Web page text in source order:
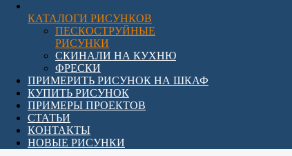
КАТАЛОГИ РИСУНКОВ
ПЕСКОСТРУЙНЫЕ
РИСУНКИ
СКИНАЛИ НА КУХНЮ
ФРЕСКИ
ПРИМЕРИТЬ РИСУНОК НА ШКАФ
КУПИТЬ РИСУНОК
ПРИМЕРЫ ПРОЕКТОВ
СТАТЬИ
КОНТАКТЫ
НОВЫЕ РИСУНКИ